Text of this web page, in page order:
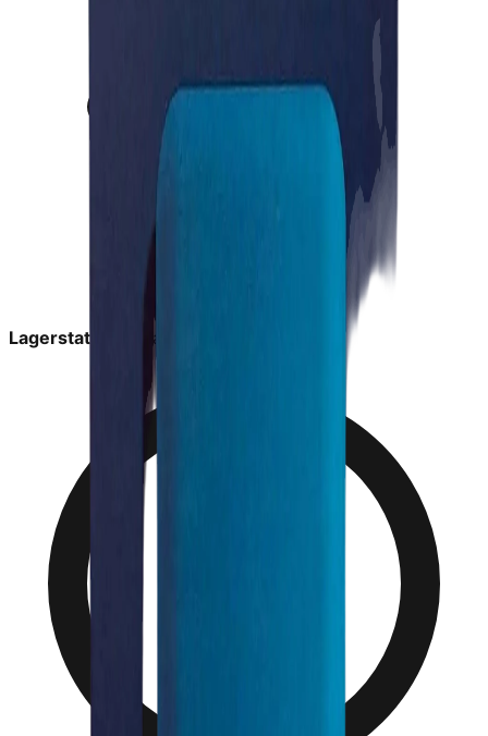
Lagerstatus: På lager